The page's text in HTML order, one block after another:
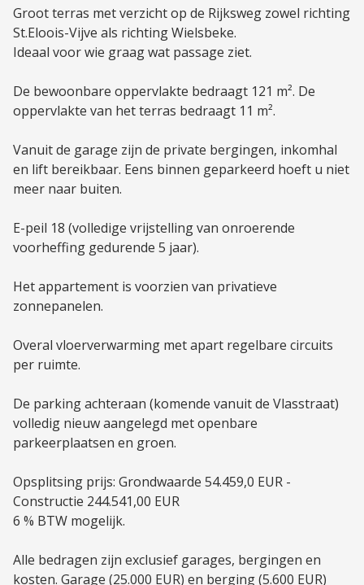
Groot terras met verzicht op de Rijksweg zowel richting
St.Eloois-Vijve als richting Wielsbeke.
Ideaal voor wie graag wat passage ziet.
De bewoonbare oppervlakte bedraagt 121 m². De
oppervlakte van het terras bedraagt 11 m².
Vanuit de garage zijn de private bergingen, inkomhal
en lift bereikbaar. Eens binnen geparkeerd hoeft u niet
meer naar buiten.
E-peil 18 (volledige vrijstelling van onroerende
voorheffing gedurende 5 jaar).
Het appartement is voorzien van privatieve
zonnepanelen.
Overal vloerverwarming met apart regelbare circuits
per ruimte.
De parking achteraan (komende vanuit de Vlasstraat)
volledig nieuw aangelegd met openbare
parkeerplaatsen en groen.
Opsplitsing prijs: Grondwaarde 54.459,0 EUR -
Constructie 244.541,00 EUR
6 % BTW mogelijk.
Alle bedragen zijn exclusief garages, bergingen en
kosten. Garage (25.000 EUR) en berging (5.600 EUR)